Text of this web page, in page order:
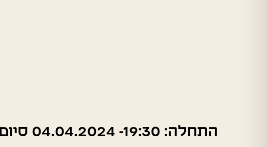
התחלה: 19:30- 04.04.2024 סיום:22:30 18.04.2024 מיקום:מסעדת באבא יאגה